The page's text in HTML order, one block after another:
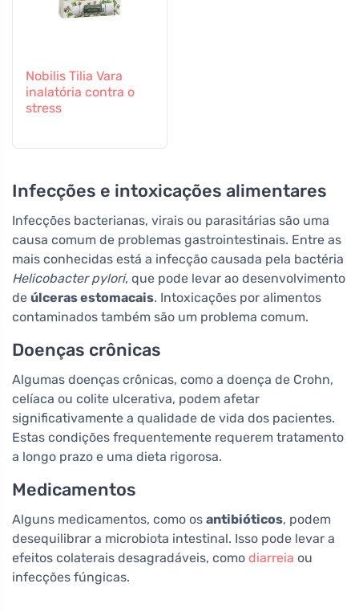
Nobilis Tilia Vara
inalatória contra o
stress
Infecções e intoxicações alimentares
Infecções bacterianas, virais ou parasitárias são uma
causa comum de problemas gastrointestinais. Entre as
mais conhecidas está a infecção causada pela bactéria
Helicobacter pylori, que pode levar ao desenvolvimento
de úlceras estomacais. Intoxicações por alimentos
contaminados também são um problema comum.
Doenças crônicas
Algumas doenças crônicas, como a doença de Crohn,
celíaca ou colite ulcerativa, podem afetar
significativamente a qualidade de vida dos pacientes.
Estas condições frequentemente requerem tratamento
a longo prazo e uma dieta rigorosa.
Medicamentos
Alguns medicamentos, como os antibióticos, podem
desequilibrar a microbiota intestinal. Isso pode levar a
efeitos colaterais desagradáveis, como diarreia ou
infecções fúngicas.